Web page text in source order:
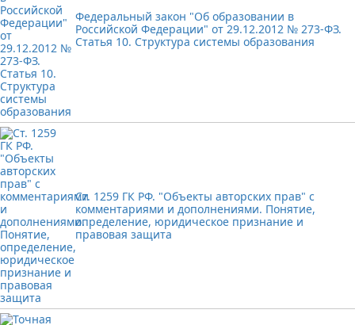
Федеральный закон "Об образовании в
Российской Федерации" от 29.12.2012 № 273-ФЗ.
Статья 10. Структура системы образования
Ст. 1259 ГК РФ. "Объекты авторских прав" с
комментариями и дополнениями. Понятие,
определение, юридическое признание и
правовая защита